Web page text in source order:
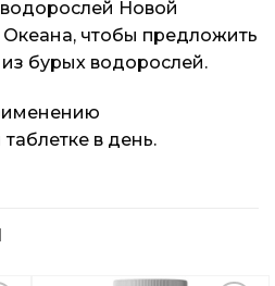
Новой
чтобы предложить
бурых водорослей.
в день.